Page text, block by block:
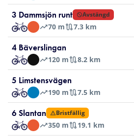
3 Dammsjön runt Avstängd
70 m 7.3 km
4 Bäverslingan
120 m 8.2 km
5 Limstensvägen
190 m 7.5 km
6 Slantan Bristfällig
350 m 19.1 km